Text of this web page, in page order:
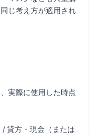
じ考え方が適用され
実際に使用した時点
貸方・現金（または